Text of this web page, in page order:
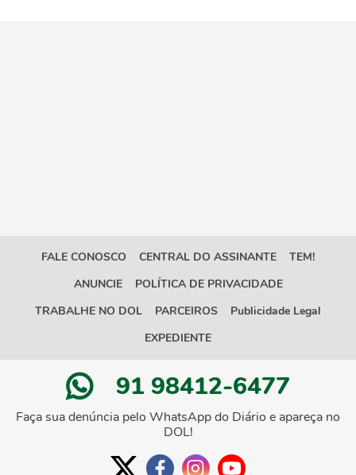
FALE CONOSCO CENTRAL DO ASSINANTE
TEM!
ANUNCIE
POLÍTICA DE PRIVACIDADE
TRABALHE NO DOL
PARCEIROS
Publicidade Legal
EXPEDIENTE
91 98412-6477
Faça sua denúncia pelo WhatsApp do Diário e apareça no
DOL!